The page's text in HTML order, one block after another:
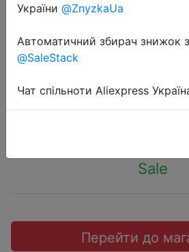
Наушники Apple
зарядном футляре
15590
Sale
Перейти до
України @ZnyzkaUa
Автоматичний збирач знижок
@SaleStack
Чат спільноти Aliexpress